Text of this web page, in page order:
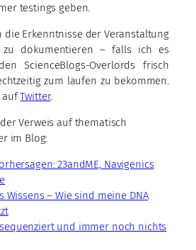
testings geben.
die Erkenntnisse der Veranstaltung
dokumentieren – falls ich es
ScienceBlogs-Overlords frisch
zum laufen zu bekommen.
aufTwitter.
Verweis auf thematisch
im Blog:
23andME, Navigenics
Wissens – Wie sind meine DNA
sequenziert und immer noch nichts